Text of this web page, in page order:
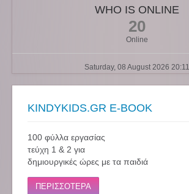
WHO IS ONLINE
20
Online
Saturday, 08 August 2026 20:11
KINDYKIDS.GR E-BOOK
100 φύλλα εργασίας
τεύχη 1 & 2 για
δημιουργικές ώρες με τα παιδιά
ΠΕΡΙΣΣΟΤΕΡΑ